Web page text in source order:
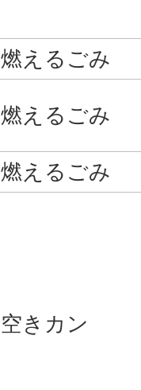
燃えるごみ
燃えるごみ
燃えるごみ
空きカン